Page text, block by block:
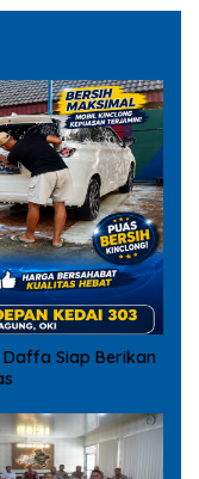
Daffa Siap Berikan